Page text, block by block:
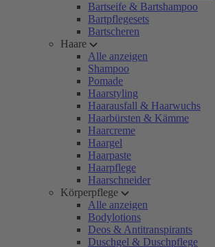
Bartseife & Bartshampoo
Bartpflegesets
Bartscheren
Haare
Alle anzeigen
Shampoo
Pomade
Haarstyling
Haarausfall & Haarwuchs
Haarbürsten & Kämme
Haarcreme
Haargel
Haarpaste
Haarpflege
Haarschneider
Körperpflege
Alle anzeigen
Bodylotions
Deos & Antitranspirants
Duschgel & Duschpflege